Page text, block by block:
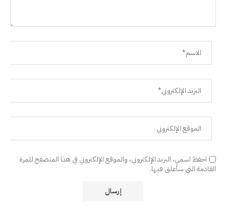
احفظ اسمي، البريد الإلكتروني، والموقع الإلكتروني في هذا المتصفح للمرة
القادمة التي سأعلق فيها.